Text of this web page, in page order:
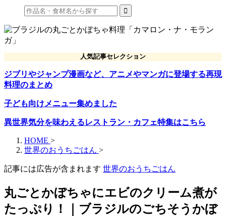
人気記事セレクション
ジブリやジャンプ漫画など、アニメやマンガに登場する再現
料理のまとめ
子ども向けメニュー集めました
異世界気分を味わえるレストラン・カフェ特集はこちら
HOME >
世界のおうちごはん >
記事には広告が含まれます 世界のおうちごはん
丸ごとかぼちゃにエビのクリーム煮が
たっぷり！｜ブラジルのごちそうかぼ